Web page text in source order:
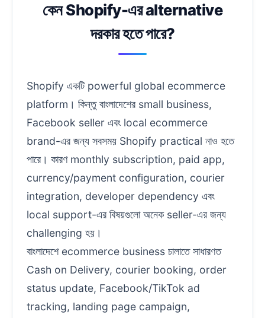
কেন Shopify-এর alternative
দরকার হতে পারে?
Shopify একটি powerful global ecommerce
platform। কিন্তু বাংলাদেশের small business,
Facebook seller এবং local ecommerce
brand-এর জন্য সবসময় Shopify practical নাও হতে
পারে। কারণ monthly subscription, paid app,
currency/payment configuration, courier
integration, developer dependency এবং
local support-এর বিষয়গুলো অনেক seller-এর জন্য
challenging হয়।
বাংলাদেশে ecommerce business চালাতে সাধারণত
Cash on Delivery, courier booking, order
status update, Facebook/TikTok ad
tracking, landing page campaign,